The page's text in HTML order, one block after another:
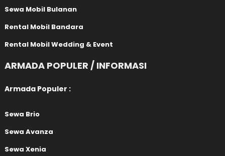
Sewa Mobil Bulanan
Rental Mobil Bandara
Rental Mobil Wedding & Event
ARMADA POPULER / INFORMASI
Armada Populer :
Sewa Brio
Sewa Avanza
Sewa Xenia